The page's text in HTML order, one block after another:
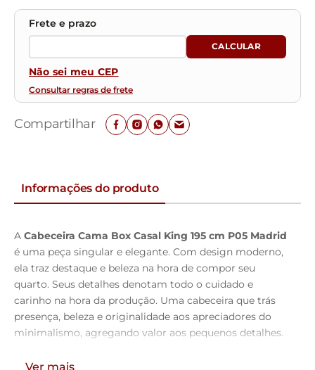
Não sei meu CEP
Consultar regras de frete
Compartilhar
Informações do produto
A Cabeceira Cama Box Casal King 195 cm P05 Madrid
é uma peça singular e elegante. Com design moderno,
ela traz destaque e beleza na hora de compor seu
quarto. Seus detalhes denotam todo o cuidado e
carinho na hora da produção. Uma cabeceira que trás
presença, beleza e originalidade aos apreciadores do
minimalismo, agregando valor aos pequenos detalhes.
impecável, o revestimento em Linho combina
Ver mais